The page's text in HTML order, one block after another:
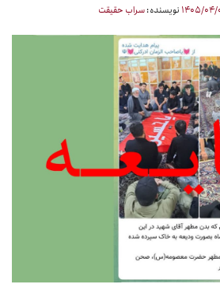
۰۴/۰۹ نویسنده:سراب حقیقت